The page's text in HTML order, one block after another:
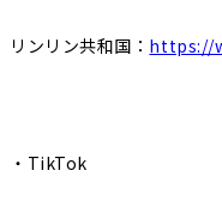
リンリン共和国： https://
・TikTok